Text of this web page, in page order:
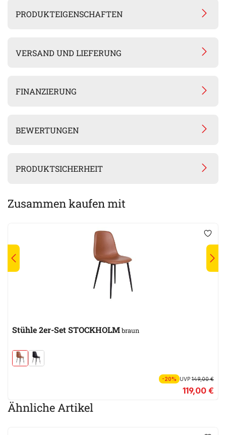
PRODUKTEIGENSCHAFTEN
VERSAND UND LIEFERUNG
FINANZIERUNG
BEWERTUNGEN
PRODUKTSICHERHEIT
Zusammen kaufen mit
Stühle 2er-Set STOCKHOLMbraun
-20% UVP149,00 €
119,00 €
Ähnliche Artikel